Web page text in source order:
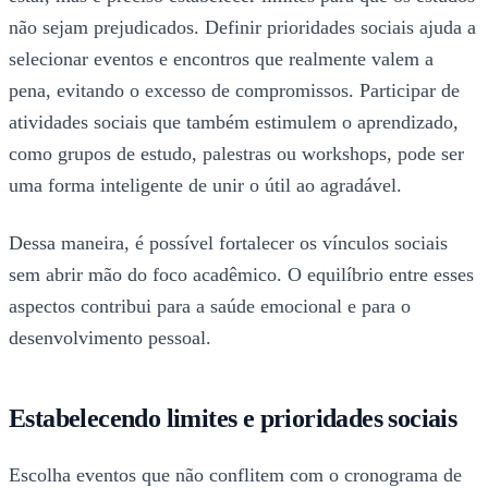
não sejam prejudicados. Definir prioridades sociais ajuda a
selecionar eventos e encontros que realmente valem a
pena, evitando o excesso de compromissos. Participar de
atividades sociais que também estimulem o aprendizado,
como grupos de estudo, palestras ou workshops, pode ser
uma forma inteligente de unir o útil ao agradável.
Dessa maneira, é possível fortalecer os vínculos sociais
sem abrir mão do foco acadêmico. O equilíbrio entre esses
aspectos contribui para a saúde emocional e para o
desenvolvimento pessoal.
Estabelecendo limites e prioridades sociais
Escolha eventos que não conflitem com o cronograma de